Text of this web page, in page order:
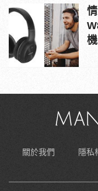
關於我們 隱私